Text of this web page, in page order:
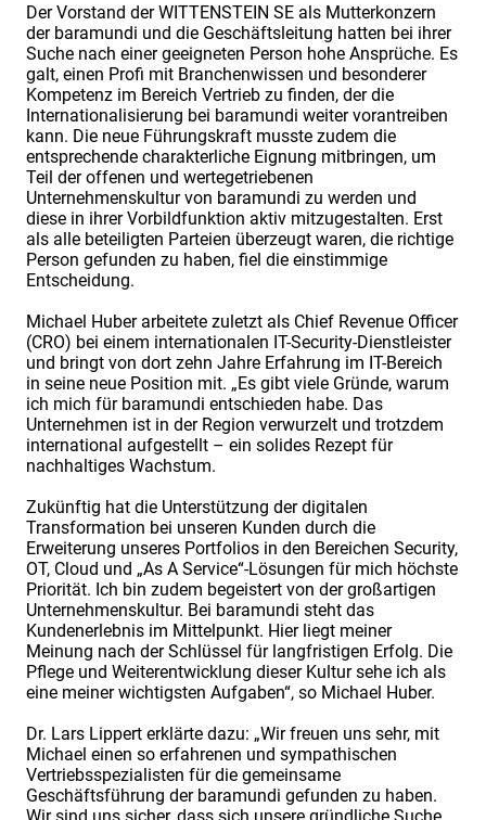
Der Vorstand der WITTENSTEIN SE als Mutterkonzern
der baramundi und die Geschäftsleitung hatten bei ihrer
Suche nach einer geeigneten Person hohe Ansprüche. Es
galt, einen Profi mit Branchenwissen und besonderer
Kompetenz im Bereich Vertrieb zu finden, der die
Internationalisierung bei baramundi weiter vorantreiben
kann. Die neue Führungskraft musste zudem die
entsprechende charakterliche Eignung mitbringen, um
Teil der offenen und wertegetriebenen
Unternehmenskultur von baramundi zu werden und
diese in ihrer Vorbildfunktion aktiv mitzugestalten. Erst
als alle beteiligten Parteien überzeugt waren, die richtige
Person gefunden zu haben, fiel die einstimmige
Entscheidung.
Michael Huber arbeitete zuletzt als Chief Revenue Officer
(CRO) bei einem internationalen IT-Security-Dienstleister
und bringt von dort zehn Jahre Erfahrung im IT-Bereich
in seine neue Position mit. „Es gibt viele Gründe, warum
ich mich für baramundi entschieden habe. Das
Unternehmen ist in der Region verwurzelt und trotzdem
international aufgestellt – ein solides Rezept für
nachhaltiges Wachstum.
Zukünftig hat die Unterstützung der digitalen
Transformation bei unseren Kunden durch die
Erweiterung unseres Portfolios in den Bereichen Security,
OT, Cloud und „As A Service“-Lösungen für mich höchste
Priorität. Ich bin zudem begeistert von der großartigen
Unternehmenskultur. Bei baramundi steht das
Kundenerlebnis im Mittelpunkt. Hier liegt meiner
Meinung nach der Schlüssel für langfristigen Erfolg. Die
Pflege und Weiterentwicklung dieser Kultur sehe ich als
eine meiner wichtigsten Aufgaben“, so Michael Huber.
Dr. Lars Lippert erklärte dazu: „Wir freuen uns sehr, mit
Michael einen so erfahrenen und sympathischen
Vertriebsspezialisten für die gemeinsame
Geschäftsführung der baramundi gefunden zu haben.